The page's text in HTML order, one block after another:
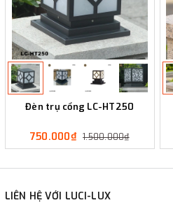
Đèn trụ cổng LC-HT250
750.000₫ 1.500.000₫
LIÊN HỆ VỚI LUCI-LUX